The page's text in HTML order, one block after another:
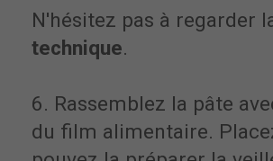
N'hésitez pas à regarder
technique.
6. Rassemblez la pâte
du film alimentaire.